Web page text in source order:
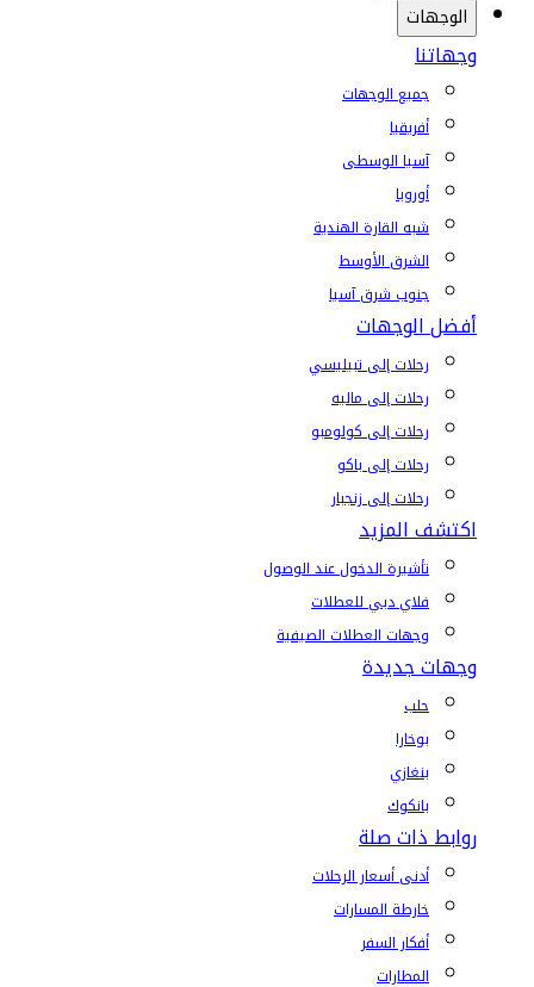
الوجهات
وجهاتنا
جميع الوجهات
أفريقيا
آسيا الوسطى
أوروبا
شبه القارة الهندية
الشرق الأوسط
جنوب شرق آسيا
أفضل الوجهات
رحلات إلى تبيليسي
رحلات إلى ماليه
رحلات إلى كولومبو
رحلات إلى باكو
رحلات إلى زنجبار
اكتشف المزيد
تأشيرة الدخول عند الوصول
فلاي دبي للعطلات
وجهات العطلات الصيفية
وجهات جديدة
حلب
بوخارا
بنغازي
بانكوك
روابط ذات صلة
أدنى أسعار الرحلات
خارطة المسارات
أفكار السفر
المطارات